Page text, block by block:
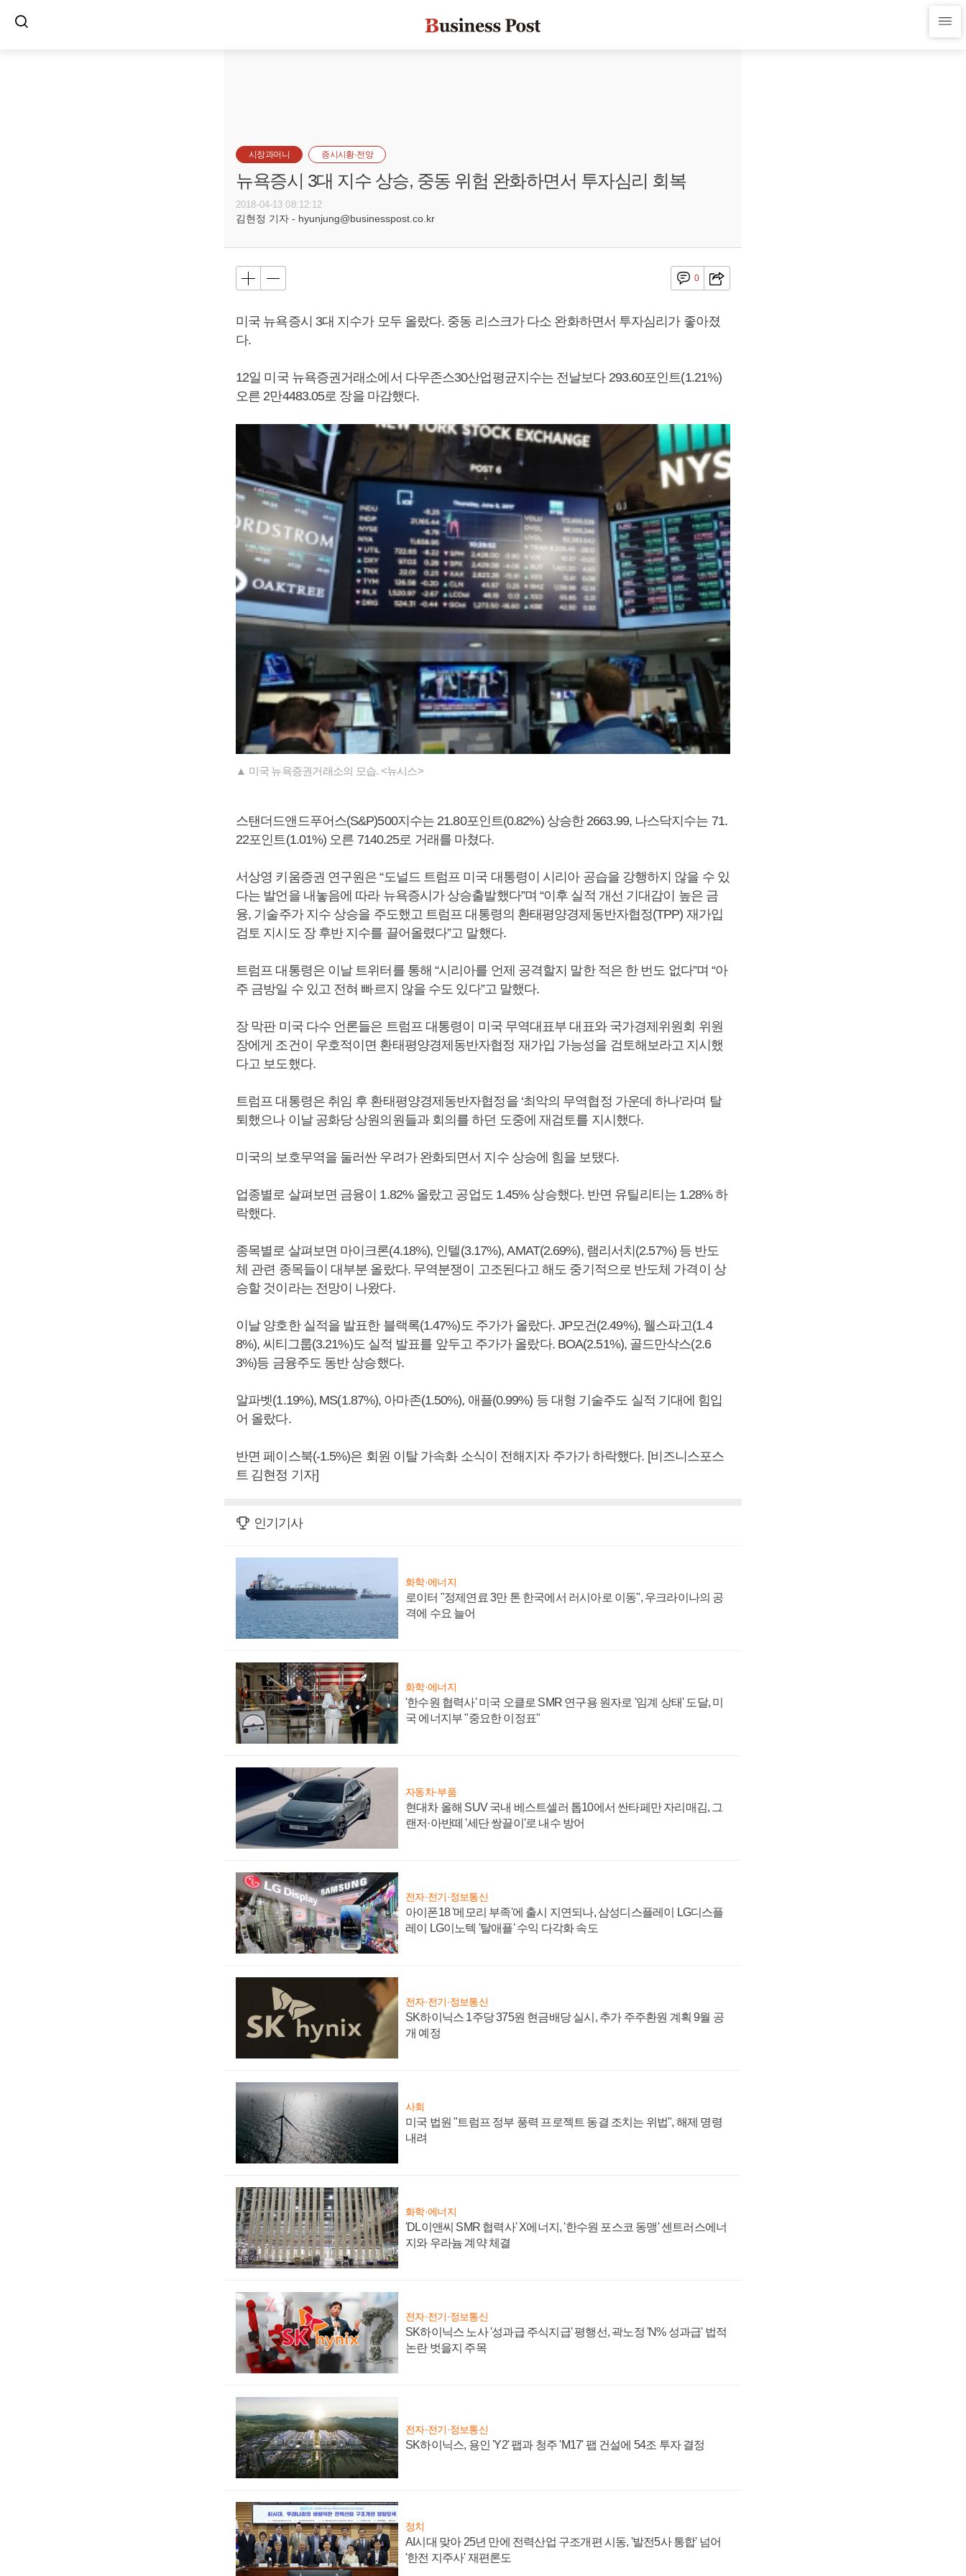
시장과머니 증시시황·전망
뉴욕증시 3대 지수 상승, 중동 위험 완화하면서 투자심리 회복
2018-04-13 08:12:12
김현정 기자 - hyunjung@businesspost.co.kr
0
미국 뉴욕증시 3대 지수가 모두 올랐다. 중동 리스크가 다소 완화하면서 투자심리가 좋아졌
다.
12일 미국 뉴욕증권거래소에서 다우존스30산업평균지수는 전날보다 293.60포인트(1.21%)
오른 2만4483.05로 장을 마감했다.
▲ 미국 뉴욕증권거래소의 모습. <뉴시스>
스탠더드앤드푸어스(S&P)500지수는 21.80포인트(0.82%) 상승한 2663.99, 나스닥지수는 71.
22포인트(1.01%) 오른 7140.25로 거래를 마쳤다.
서상영 키움증권 연구원은 “도널드 트럼프 미국 대통령이 시리아 공습을 강행하지 않을 수 있
다는 발언을 내놓음에 따라 뉴욕증시가 상승출발했다”며 “이후 실적 개선 기대감이 높은 금
융, 기술주가 지수 상승을 주도했고 트럼프 대통령의 환태평양경제동반자협정(TPP) 재가입
검토 지시도 장 후반 지수를 끌어올렸다”고 말했다.
트럼프 대통령은 이날 트위터를 통해 “시리아를 언제 공격할지 말한 적은 한 번도 없다”며 “아
주 금방일 수 있고 전혀 빠르지 않을 수도 있다”고 말했다.
장 막판 미국 다수 언론들은 트럼프 대통령이 미국 무역대표부 대표와 국가경제위원회 위원
장에게 조건이 우호적이면 환태평양경제동반자협정 재가입 가능성을 검토해보라고 지시했
다고 보도했다.
트럼프 대통령은 취임 후 환태평양경제동반자협정을 ‘최악의 무역협정 가운데 하나’라며 탈
퇴했으나 이날 공화당 상원의원들과 회의를 하던 도중에 재검토를 지시했다.
미국의 보호무역을 둘러싼 우려가 완화되면서 지수 상승에 힘을 보탰다.
업종별로 살펴보면 금융이 1.82% 올랐고 공업도 1.45% 상승했다. 반면 유틸리티는 1.28% 하
락했다.
종목별로 살펴보면 마이크론(4.18%), 인텔(3.17%), AMAT(2.69%), 램리서치(2.57%) 등 반도
체 관련 종목들이 대부분 올랐다. 무역분쟁이 고조된다고 해도 중기적으로 반도체 가격이 상
승할 것이라는 전망이 나왔다.
이날 양호한 실적을 발표한 블랙록(1.47%)도 주가가 올랐다. JP모건(2.49%), 웰스파고(1.4
8%), 씨티그룹(3.21%)도 실적 발표를 앞두고 주가가 올랐다. BOA(2.51%), 골드만삭스(2.6
3%)등 금융주도 동반 상승했다.
알파벳(1.19%), MS(1.87%), 아마존(1.50%), 애플(0.99%) 등 대형 기술주도 실적 기대에 힘입
어 올랐다.
반면 페이스북(-1.5%)은 회원 이탈 가속화 소식이 전해지자 주가가 하락했다. [비즈니스포스
트 김현정 기자]
인기기사
화학·에너지
로이터 "정제연료 3만 톤 한국에서 러시아로 이동", 우크라이나의 공
격에 수요 늘어
화학·에너지
'한수원 협력사' 미국 오클로 SMR 연구용 원자로 '임계 상태' 도달, 미
국 에너지부 "중요한 이정표"
자동차·부품
현대차 올해 SUV 국내 베스트셀러 톱10에서 싼타페만 자리매김, 그
랜저·아반떼 '세단 쌍끌이'로 내수 방어
전자·전기·정보통신
아이폰18 '메모리 부족'에 출시 지연되나, 삼성디스플레이 LG디스플
레이 LG이노텍 '탈애플' 수익 다각화 속도
전자·전기·정보통신
SK하이닉스 1주당 375원 현금배당 실시, 추가 주주환원 계획 9월 공
개 예정
사회
미국 법원 "트럼프 정부 풍력 프로젝트 동결 조치는 위법", 해제 명령
내려
화학·에너지
'DL이앤씨 SMR 협력사' X에너지, '한수원 포스코 동맹' 센트러스에너
지와 우라늄 계약 체결
전자·전기·정보통신
SK하이닉스 노사 '성과급 주식지급' 평행선, 곽노정 'N% 성과급' 법적
논란 벗을지 주목
전자·전기·정보통신
SK하이닉스, 용인 'Y2' 팹과 청주 'M17' 팹 건설에 54조 투자 결정
정치
AI시대 맞아 25년 만에 전력산업 구조개편 시동, '발전5사 통합' 넘어
'한전 지주사' 재편론도